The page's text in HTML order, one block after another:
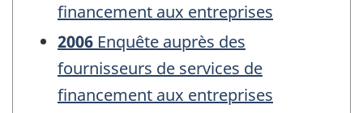
financement aux entreprises
2006 Enquête auprès des
fournisseurs de services de
financement aux entreprises